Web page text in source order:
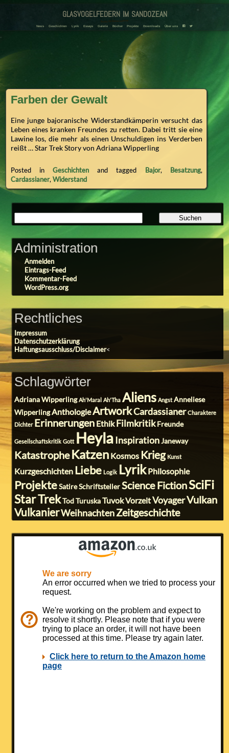
glasvogelfedern im sandozean
Amanda und Adriana Landmann
News Geschichten Lyrik Essays Galerie Bücher Projekte Downloads Über uns F T
Farben der Gewalt
Eine junge bajoranische Widerstandkämperin versucht das
Leben eines kranken Freundes zu retten. Dabei tritt sie eine
Lawine los, die mehr als einen Unschuldigen ins Verderben
reißt … Star Trek Story von Adriana Wipperling
Posted in Geschichtenand tagged Bajor, Besatzung,
Cardassianer,Widerstand
Administration
Anmelden
Eintrags-Feed
Kommentar-Feed
WordPress.org
Rechtliches
Impressum
Datenschutzerklärung
Haftungsausschluss/Disclaimer<
Schlagwörter
Adriana Wipperling Ah'Maral Ah'Tha Aliens Angst Anneliese
WipperlingAnthologieArtworkCardassianer Charaktere
Dichter Erinnerungen EthikFilmkritik Freunde
Gesellschaftskritik Gott HeylaInspiration Janeway
Katastrophe Katzen Kosmos Krieg Kunst
Kurzgeschichten Liebe Logik LyrikPhilosophie
Projekte SatireSchriftsteller Science FictionSciFi
Star TrekTod Turuska TuvokVorzeitVoyagerVulkan
VulkanierWeihnachtenZeitgeschichte